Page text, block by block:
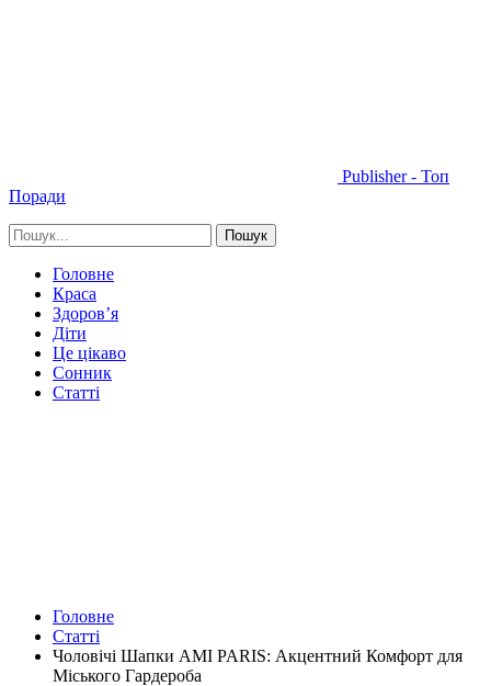
Publisher - Топ
Поради
Головне
Краса
Здоров’я
Діти
Це цікаво
Сонник
Статті
Головне
Статті
Чоловічі Шапки AMI PARIS: Акцентний Комфорт для
Міського Гардероба